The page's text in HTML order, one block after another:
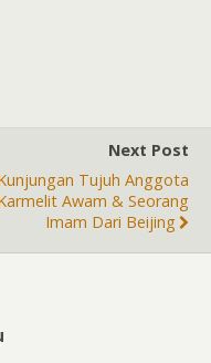
Next Post
Tujuh Anggota
Awam & Seorang
Imam Dari Beijing